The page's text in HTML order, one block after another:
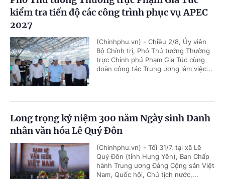
kiểm tra tiến độ các công trình phục vụ APEC
2027
(Chinhphu.vn) - Chiều 2/8, Ủy viên
Bộ Chính trị, Phó Thủ tướng Thường
trực Chính phủ Phạm Gia Túc cùng
đoàn công tác Trung ương làm việc...
Long trọng kỷ niệm 300 năm Ngày sinh Danh
nhân văn hóa Lê Quý Đôn
(Chinhphu.vn) - Tối 31/7, tại xã Lê
Quý Đôn (tỉnh Hưng Yên), Ban Chấp
hành Trung ương Đảng Cộng sản Việt
Nam, Quốc hội, Chủ tịch nước,...